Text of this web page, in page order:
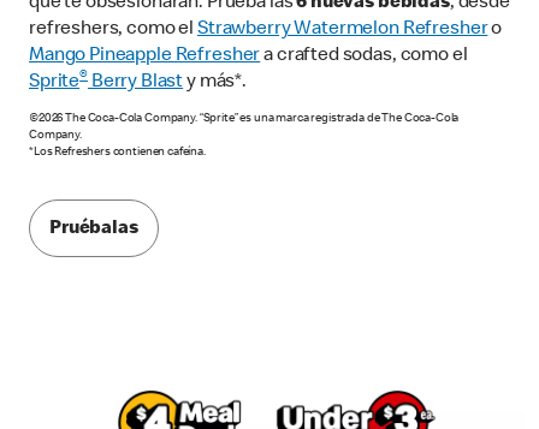
refreshers, como el Strawberry Watermelon Refreshero
Mango Pineapple Refreshera crafted sodas, como el
Sprite®Berry Blasty más*.
©2026 The Coca-Cola Company. “Sprite” es una marca registrada de The Coca-Cola
Company.
*Los Refreshers contienen cafeína.
Pruébalas